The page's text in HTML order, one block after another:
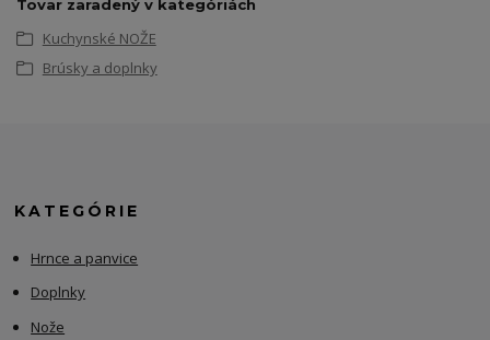
Tovar zaradený v kategóriách
Kuchynské NOŽE
Brúsky a doplnky
KATEGÓRIE
Hrnce a panvice
Doplnky
Nože